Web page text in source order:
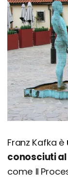
Franz Kafka è
conosciuti
come Il